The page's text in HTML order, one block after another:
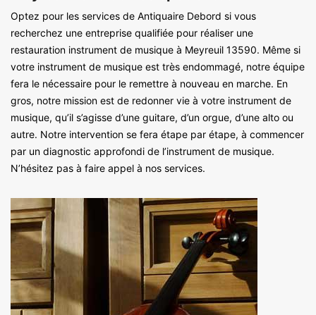
Optez pour les services de Antiquaire Debord si vous
recherchez une entreprise qualifiée pour réaliser une
restauration instrument de musique à Meyreuil 13590. Même si
votre instrument de musique est très endommagé, notre équipe
fera le nécessaire pour le remettre à nouveau en marche. En
gros, notre mission est de redonner vie à votre instrument de
musique, qu’il s’agisse d’une guitare, d’un orgue, d’une alto ou
autre. Notre intervention se fera étape par étape, à commencer
par un diagnostic approfondi de l’instrument de musique.
N’hésitez pas à faire appel à nos services.